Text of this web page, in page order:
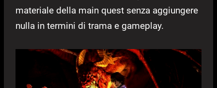
materiale della main quest senza aggiungere
nulla in termini di trama e gameplay.